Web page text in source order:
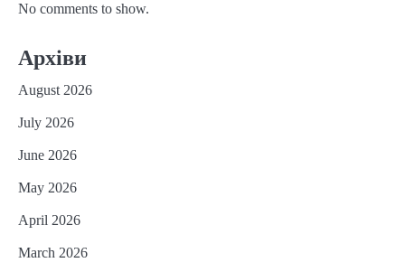
No comments to show.
Архіви
August 2026
July 2026
June 2026
May 2026
April 2026
March 2026